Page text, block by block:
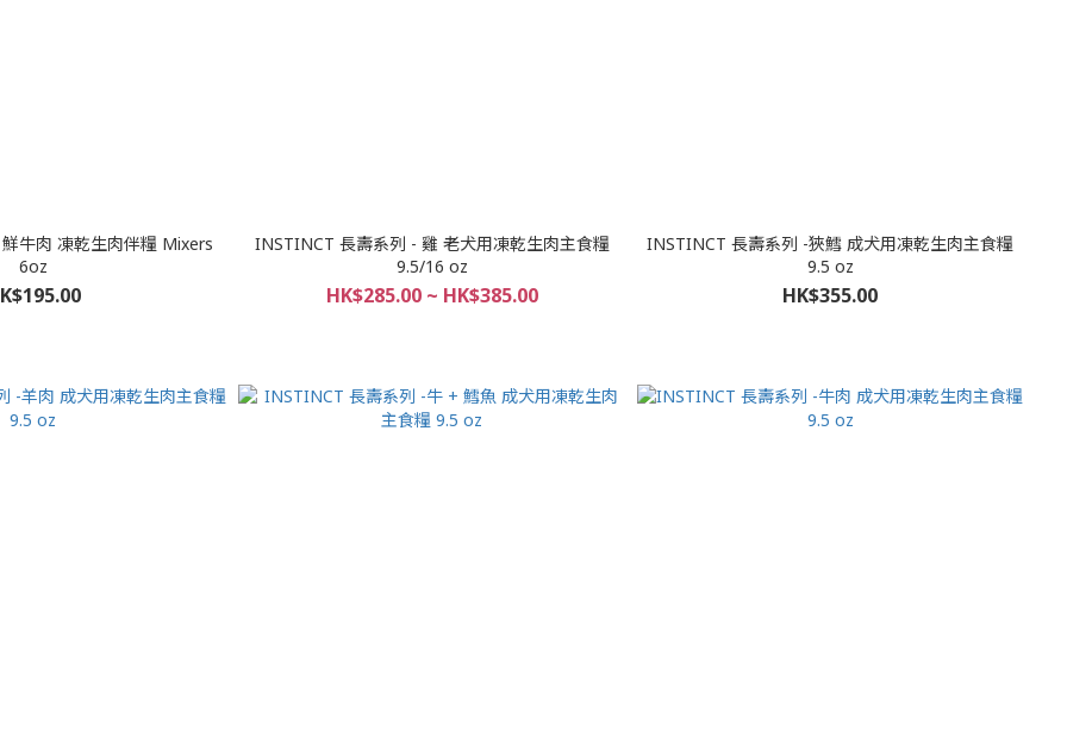
伴糧 Mixers
6oz
INSTINCT 長壽系列 - 雞 老犬用凍乾生肉主食糧
9.5/16 oz
HK$285.00 ~ HK$385.00
INSTINCT 長壽系列 -狹鱈 成犬用凍乾生肉主食糧
9.5 oz
HK$355.00